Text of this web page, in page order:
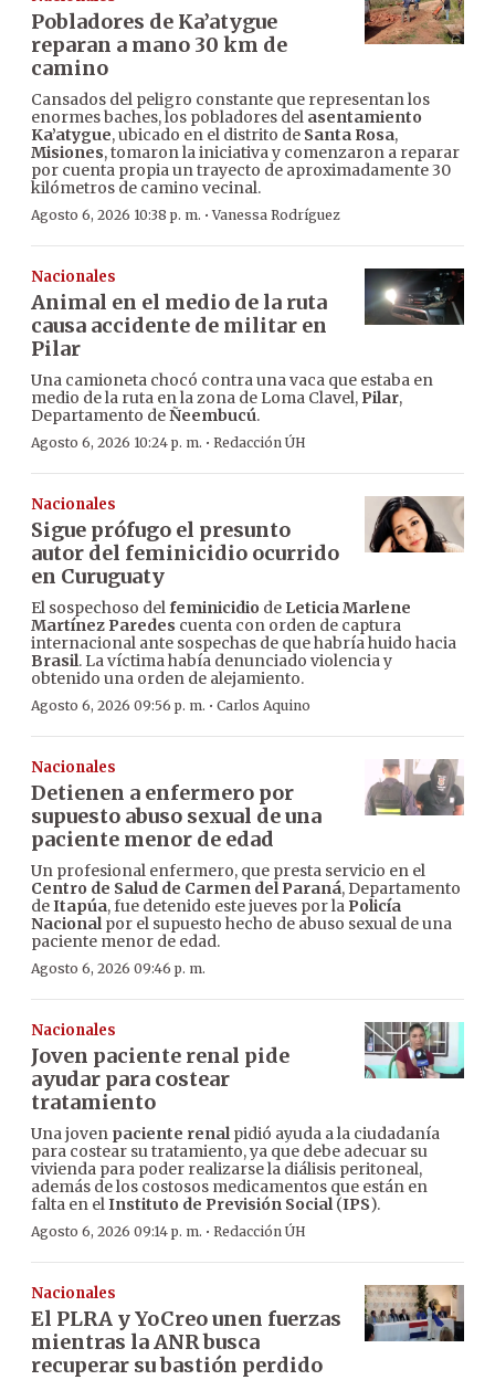
Pobladores de Ka’atygue
reparan a mano 30 km de
camino
Cansados del peligro constante que representan los
enormes baches, los pobladores del asentamiento
Ka’atygue, ubicado en el distrito de Santa Rosa,
Misiones, tomaron la iniciativa y comenzaron a reparar
por cuenta propia un trayecto de aproximadamente 30
kilómetros de camino vecinal.
Agosto 6, 2026 10:38 p. m. ·Vanessa Rodríguez
Nacionales
Animal en el medio de la ruta
causa accidente de militar en
Pilar
Una camioneta chocó contra una vaca que estaba en
medio de la ruta en la zona de Loma Clavel, Pilar,
Departamento deÑeembucú.
Agosto 6, 2026 10:24 p. m. · Redacción ÚH
Nacionales
Sigue prófugo el presunto
autor del feminicidio ocurrido
en Curuguaty
El sospechoso delfeminicidio de Leticia Marlene
Martínez Paredes cuenta con orden de captura
internacional ante sospechas de que habría huido hacia
Brasil. La víctima había denunciado violencia y
obtenido una orden de alejamiento.
Agosto 6, 2026 09:56 p. m. · Carlos Aquino
Nacionales
Detienen a enfermero por
supuesto abuso sexual de una
paciente menor de edad
Un profesional enfermero, que presta servicio en el
Centro de Salud de Carmen del Paraná, Departamento
deItapúa, fue detenido este jueves por la Policía
Nacionalpor el supuesto hecho de abuso sexual de una
paciente menor de edad.
Agosto 6, 2026 09:46 p. m.
Nacionales
Joven paciente renal pide
ayudar para costear
tratamiento
Una joven paciente renalpidió ayuda a la ciudadanía
para costear su tratamiento, ya que debe adecuar su
vivienda para poder realizarse la diálisis peritoneal,
además de los costosos medicamentos que están en
falta en elInstituto de Previsión Social(IPS).
Agosto 6, 2026 09:14 p. m. · Redacción ÚH
Nacionales
El PLRA y YoCreo unen fuerzas
mientras la ANR busca
recuperar su bastión perdido